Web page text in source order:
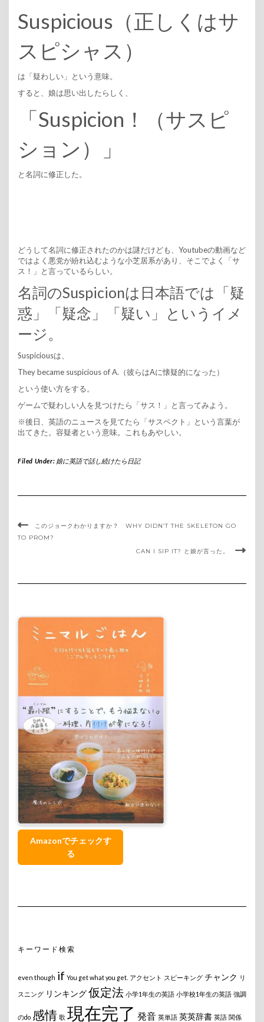
Suspicious（正しくはサ
スピシャス）
は「疑わしい」という意味。
すると、娘は思い出したらしく、
「Suspicion！（サスピ
ション）」
と名詞に修正した。
どうして名詞に修正されたのかは謎だけども、Youtubeの動画など
ではよく悪党が紛れ込むような小芝居系があり、そこでよく「サ
ス！」と言っているらしい。
名詞のSuspicionは日本語では「疑
惑」「疑念」「疑い」というイメ
ージ。
Suspiciousは、
They became suspicious of A.（彼らはAに懐疑的になった）
という使い方をする。
ゲームで疑わしい人を見つけたら「サス！」と言ってみよう。
※後日、英語のニュースを見てたら「サスペクト」という言葉が
出てきた。容疑者という意味。これもあやしい。
Filed Under: 娘に英語で話し続けたら日記
このジョークわかりますか？ WHY DIDN’T THE SKELETON GO
TO PROM?
CAN I SIP IT? と娘が言った。
Amazonでチェックす
る
キーワード検索
even though if You get what you get. アクセント スピーキング チャンク リ
スニング リンキング仮定法 小学1年生の英語 小学校1年生の英語 強調
のdo 感情 歌 現在完了 発音 英単語 英英辞書 英語 関係